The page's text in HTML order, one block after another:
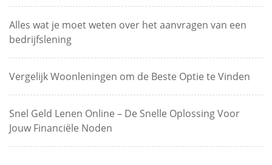
Alles wat je moet weten over het aanvragen van een
bedrijfslening
Vergelijk Woonleningen om de Beste Optie te Vinden
Snel Geld Lenen Online – De Snelle Oplossing Voor
Jouw Financiële Noden